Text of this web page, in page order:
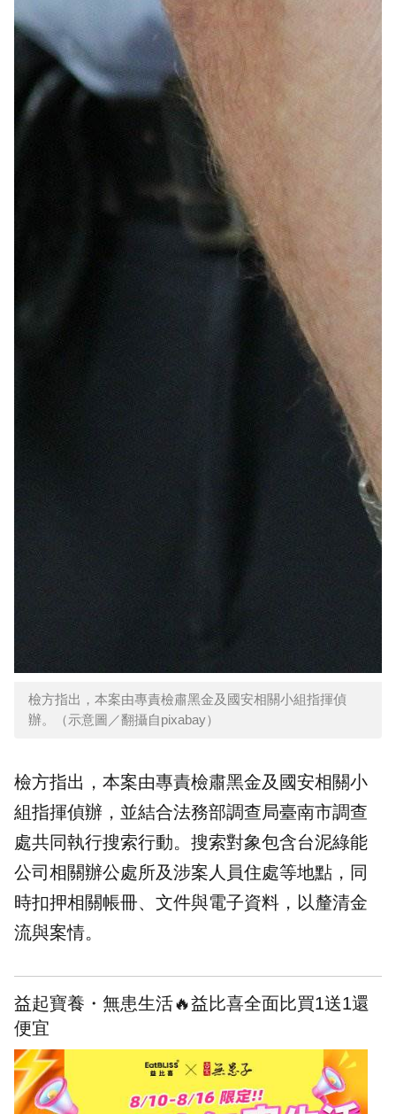
檢方指出，本案由專責檢肅黑金及國安相關小組指揮偵
辦。（示意圖／翻攝自pixabay）
檢方指出，本案由專責檢肅黑金及國安相關小
組指揮偵辦，並結合法務部調查局臺南市調查
處共同執行搜索行動。搜索對象包含台泥綠能
公司相關辦公處所及涉案人員住處等地點，同
時扣押相關帳冊、文件與電子資料，以釐清金
流與案情。
益起寶養・無患生活🔥益比喜全面比買1送1還
便宜